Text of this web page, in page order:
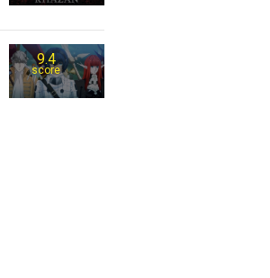
9.4
score